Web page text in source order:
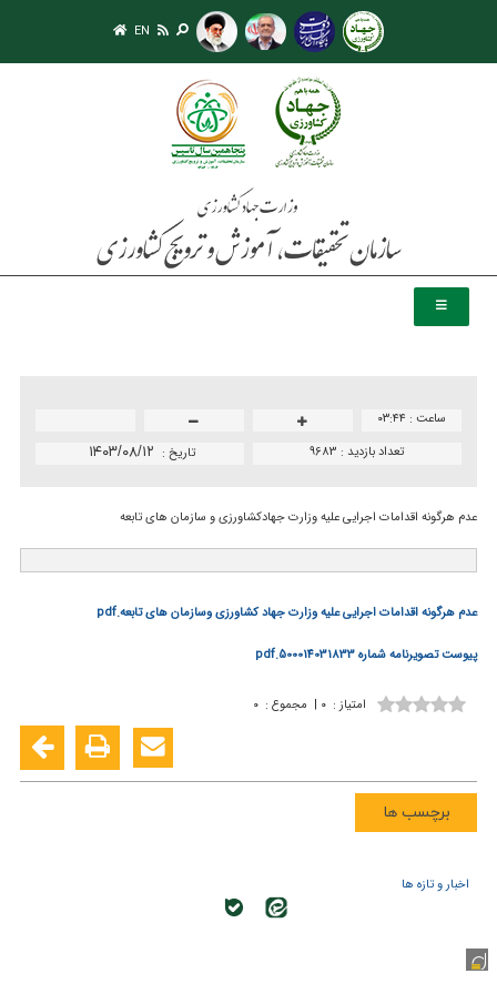
EN
ساعت : ۰۳:۴۴
تاريخ : ۱۴۰۳/۰۸/۱۲ تعداد بازدید : 9683
عدم هرگونه اقدامات اجرایی علیه وزارت جهادكشاورزی و سازمان های تابعه
عدم هرگونه اقدامات اجرایی علیه وزارت جهاد کشاورزی وسازمان های تابعه.pdf
پیوست تصویرنامه شماره 500014031833.pdf
امتیاز : ۰ | مجموع : ۰
برچسب ها
اخبار و تازه ها